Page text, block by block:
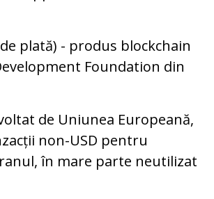
plată) - produs blockchain
Foundation din
de Uniunea Europeană,
non-USD pentru
în mare parte neutilizat